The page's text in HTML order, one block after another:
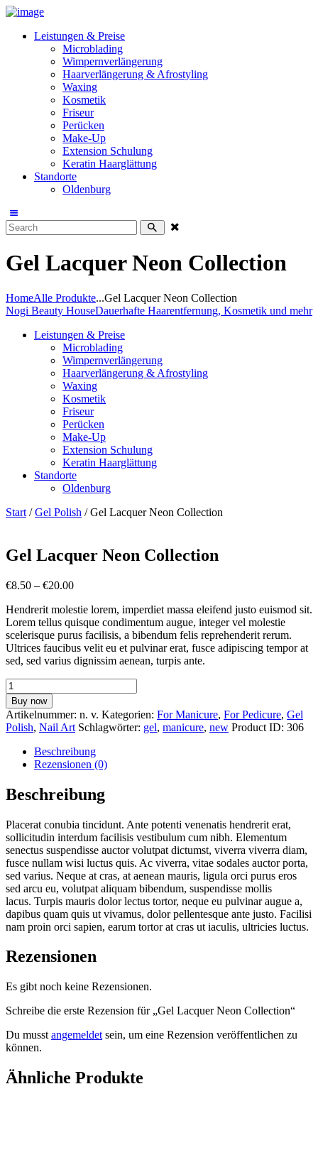
Leistungen & Preise
Microblading
Wimpernverlängerung
Haarverlängerung & Afrostyling
Waxing
Kosmetik
Friseur
Perücken
Make-Up
Extension Schulung
Keratin Haarglättung
Standorte
Oldenburg
Gel Lacquer Neon Collection
HomeAlle Produkte...Gel Lacquer Neon Collection
Nogi Beauty HouseDauerhafte Haarentfernung, Kosmetik und mehr
Leistungen & Preise
Microblading
Wimpernverlängerung
Haarverlängerung & Afrostyling
Waxing
Kosmetik
Friseur
Perücken
Make-Up
Extension Schulung
Keratin Haarglättung
Standorte
Oldenburg
Start /Gel Polish / Gel Lacquer Neon Collection
Gel Lacquer Neon Collection
€8.50 – €20.00Preisspanne:
bis
€20.00
Hendrerit molestie lorem, imperdiet massa eleifend justo euismod sit.
Lorem tellus quisque condimentum augue, integer vel molestie
scelerisque purus facilisis, a bibendum felis reprehenderit rerum.
Ultrices faucibus velit eu et pulvinar erat, fusce adipiscing tempor at
sed, sed varius dignissim aenean, turpis ante.
Gel
Lacquer
Neon
Collection
Menge
Buy now
Artikelnummer: n. v. Kategorien: For Manicure, For Pedicure, Gel
Polish, Nail Art Schlagwörter: gel, manicure, new Product ID: 306
Beschreibung
Rezensionen (0)
Beschreibung
Placerat conubia tincidunt. Ante potenti venenatis hendrerit erat,
sollicitudin interdum facilisis vestibulum cum nibh. Elementum
senectus suspendisse auctor volutpat dictumst, viverra viverra diam,
fusce nullam wisi luctus quis. Ac viverra, vitae sodales auctor porta,
sed varius. Neque at cras, at aenean mauris, ligula orci purus eros
sed arcu eu, volutpat aliquam bibendum, suspendisse mollis
lacus. Turpis mauris dolor lectus tortor, neque eu pulvinar augue a,
dapibus quam quis ut vivamus, dolor pellentesque ante justo. Facilisi
nam proin orci sapien, earum tortor at cras ut iaculis, ultricies luctus.
Rezensionen
Es gibt noch keine Rezensionen.
Schreibe die erste Rezension für „Gel Lacquer Neon Collection“
Du musst angemeldet sein, um eine Rezension veröffentlichen zu
können.
Ähnliche Produkte